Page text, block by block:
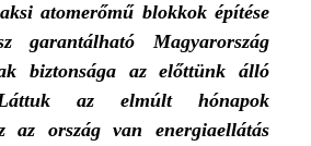
atomerőmű blokkok építése
garantálható Magyarország
biztonsága az előttünk álló
Láttuk az elmúlt hónapok
az ország van energiaellátás